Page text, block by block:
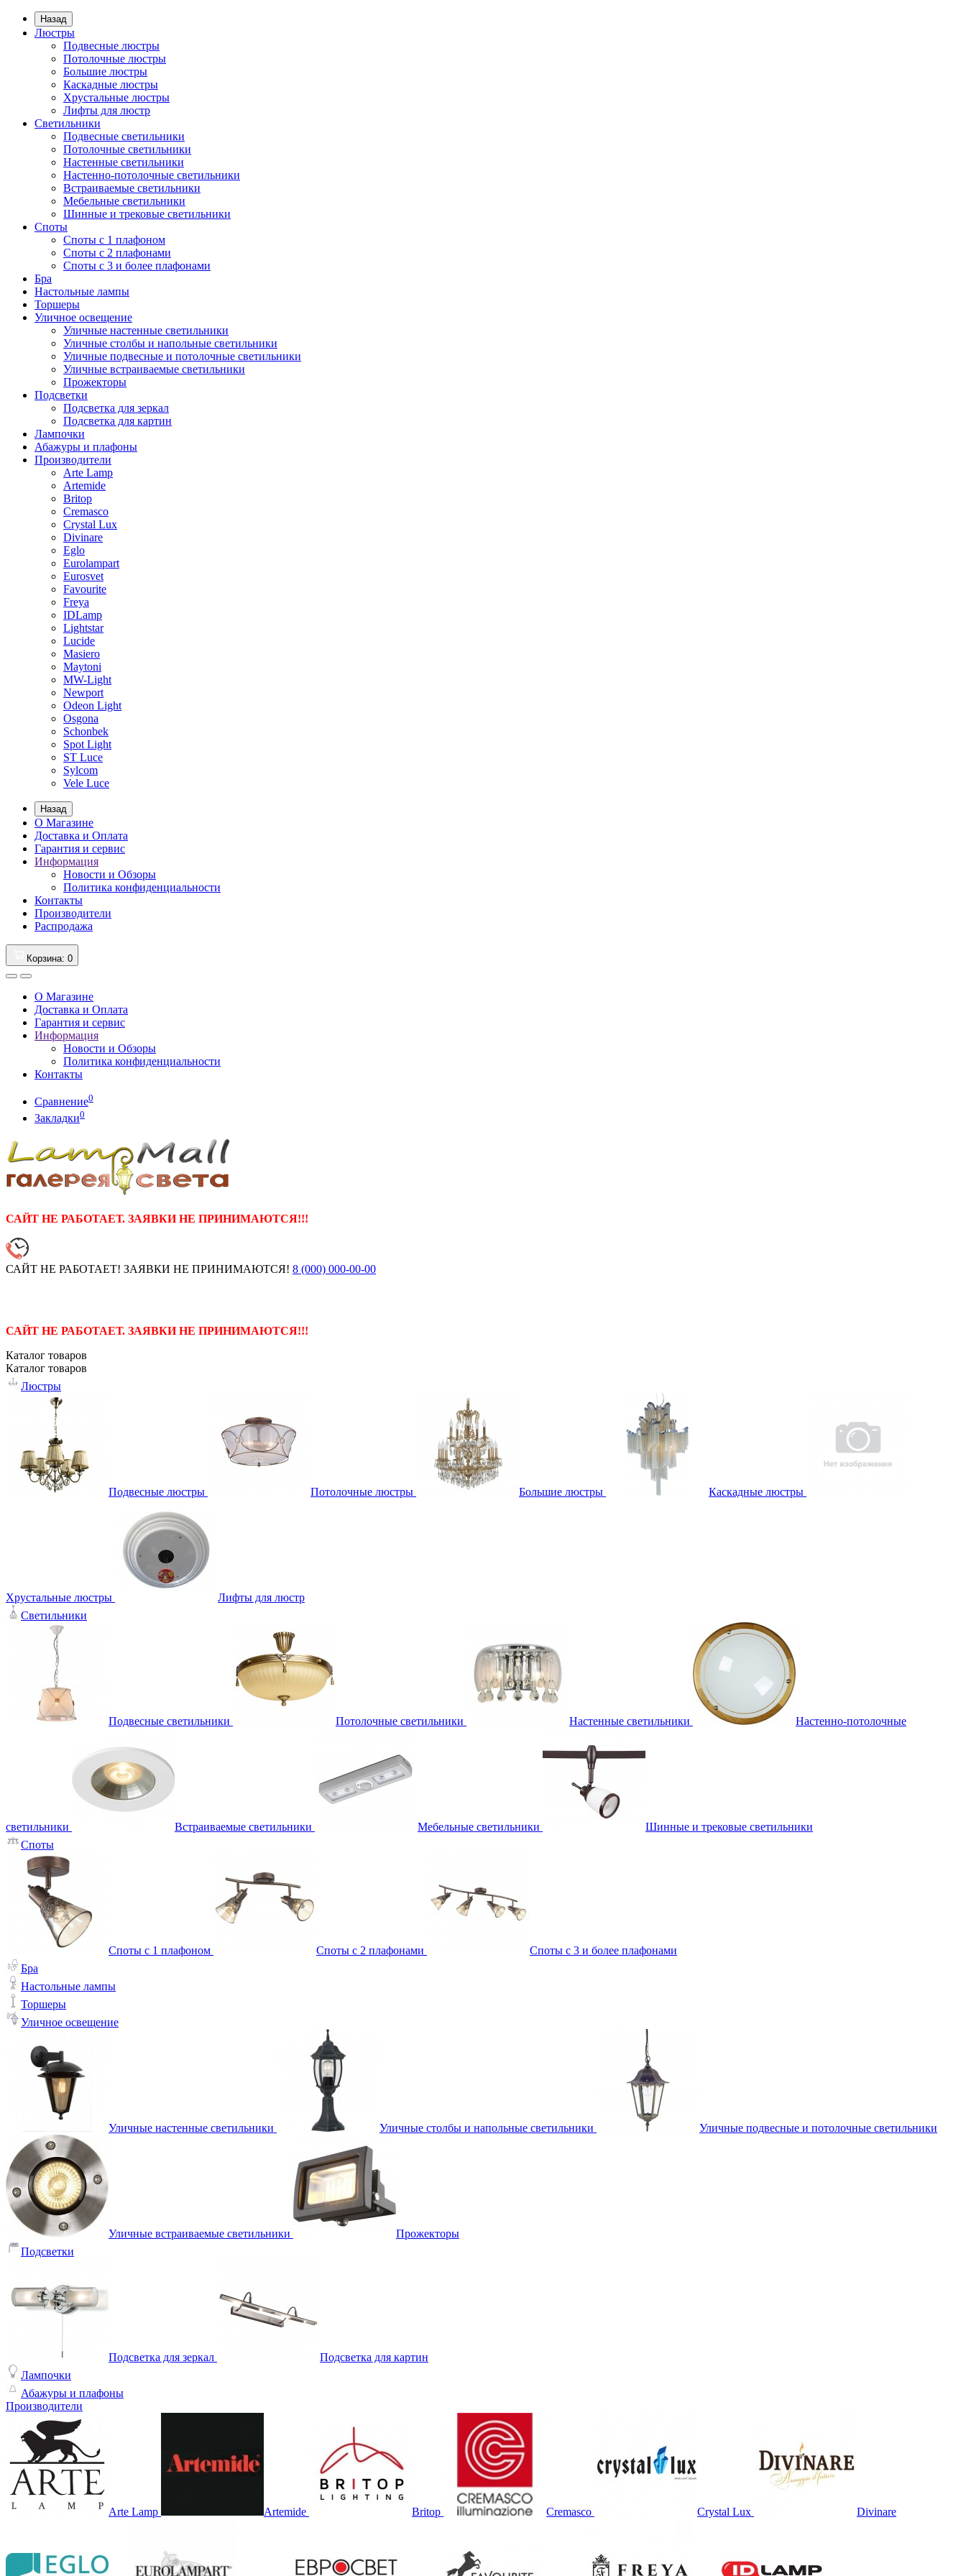
Назад
Люстры
Подвесные люстры
Потолочные люстры
Большие люстры
Каскадные люстры
Хрустальные люстры
Лифты для люстр
Светильники
Подвесные светильники
Потолочные светильники
Настенные светильники
Настенно-потолочные светильники
Встраиваемые светильники
Мебельные светильники
Шинные и трековые светильники
Споты
Споты с 1 плафоном
Споты с 2 плафонами
Споты с 3 и более плафонами
Бра
Настольные лампы
Торшеры
Уличное освещение
Уличные настенные светильники
Уличные столбы и напольные светильники
Уличные подвесные и потолочные светильники
Уличные встраиваемые светильники
Прожекторы
Подсветки
Подсветка для зеркал
Подсветка для картин
Лампочки
Абажуры и плафоны
Производители
Arte Lamp
Artemide
Britop
Cremasco
Crystal Lux
Divinare
Eglo
Eurolampart
Eurosvet
Favourite
Freya
IDLamp
Lightstar
Lucide
Masiero
Maytoni
MW-Light
Newport
Odeon Light
Osgona
Schonbek
Spot Light
ST Luce
Sylcom
Vele Luce
Назад
О Магазине
Доставка и Оплата
Гарантия и сервис
Информация
Новости и Обзоры
Политика конфиденциальности
Контакты
Производители
Распродажа
Корзина: 0
О Магазине
Доставка и Оплата
Гарантия и сервис
Информация
Новости и Обзоры
Политика конфиденциальности
Контакты
Сравнение0
Закладки0
САЙТ НЕ РАБОТАЕТ. ЗАЯВКИ НЕ ПРИНИМАЮТСЯ!!!
САЙТ НЕ РАБОТАЕТ! ЗАЯВКИ НЕ ПРИНИМАЮТСЯ! 8 (000) 000-00-00
САЙТ НЕ РАБОТАЕТ. ЗАЯВКИ НЕ ПРИНИМАЮТСЯ!!!
Каталог товаров
Каталог товаров
Люстры
Подвесные люстры Потолочные люстры Большие люстры Каскадные люстры
Хрустальные люстры
Лифты для люстр
Светильники
Подвесные светильники Потолочные светильники Настенные светильники Настенно-потолочные
светильники Встраиваемые светильники Мебельные светильники
Шинные и трековые светильники
Споты
Споты с 1 плафоном Споты с 2 плафонами
Споты с 3 и более плафонами
Бра
Настольные лампы
Торшеры
Уличное освещение
Уличные настенные светильники Уличные столбы и напольные светильники Уличные подвесные и потолочные светильники
Уличные встраиваемые светильники
Прожекторы
Подсветки
Подсветка для зеркал
Подсветка для картин
Лампочки
Абажуры и плафоны
Производители
Arte Lamp Artemide Britop Cremasco Crystal Lux Divinare